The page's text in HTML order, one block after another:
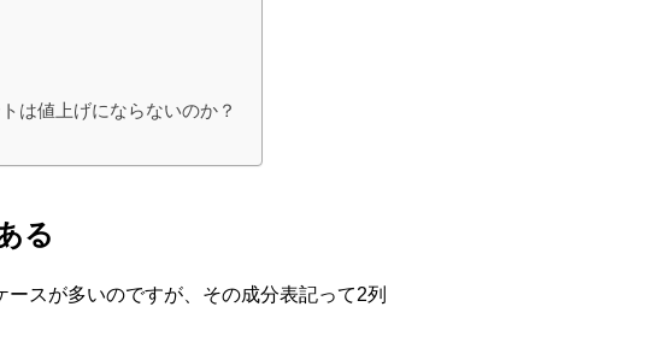
は値上げにならないのか？
る
スが多いのですが、その成分表記って2列